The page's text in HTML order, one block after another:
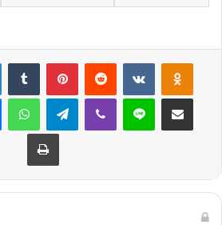
LinkedInTumblr PinterestReddit VKontakte
MessengerWhatsAppTelegramViber Line E-Posta ile
Yazdır